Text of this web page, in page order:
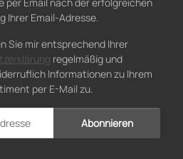
Ihrer Email-Adresse.
Sie mir entsprechend Ihrer
regelmäßig und
Informationen zu Ihrem
per E-Mail zu.
Abonnieren